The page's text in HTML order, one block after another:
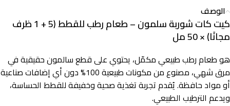
الوصف
كيت كات شوربة سلمون – طعام رطب للقطط (5 + 1 ظرف
مجانًا) × 50 مل
هو طعام رطب طبيعي مكمّل، يحتوي على قطع سالمون حقيقية في
مرق شهي، مصنوع من مكونات طبيعية 100% دون أي إضافات صناعية
أو مواد حافظة. يُقدم تجربة تغذية صحية وخفيفة للقطط الحساسة،
ويدعم الترطيب الطبيعي.